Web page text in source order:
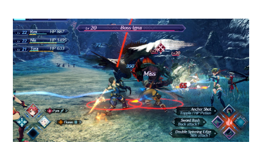
demuestra que no hace falta
una revolución completa para
ofrecer una experiencia
memorable, basta con un
mundo bien diseñado,una